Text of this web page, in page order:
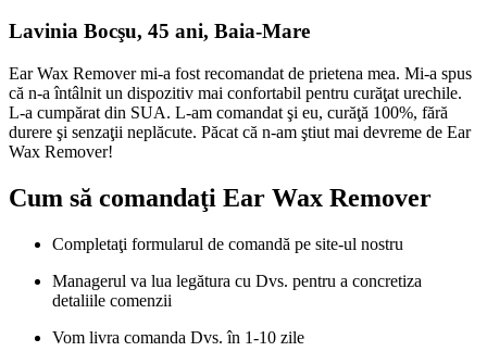
Lavinia Bocşu, 45 ani, Baia-Mare
Ear Wax Remover mi-a fost recomandat de prietena mea. Mi-a spus
că n-a întâlnit un dispozitiv mai confortabil pentru curăţat urechile.
L-a cumpărat din SUA. L-am comandat şi eu, curăţă 100%, fără
durere şi senzaţii neplăcute. Păcat că n-am ştiut mai devreme de Ear
Wax Remover!
Cum să comandaţi Ear Wax Remover
Completaţi formularul de comandă pe site-ul nostru
Managerul va lua legătura cu Dvs. pentru a concretiza
detaliile comenzii
Vom livra comanda Dvs. în 1-10 zile